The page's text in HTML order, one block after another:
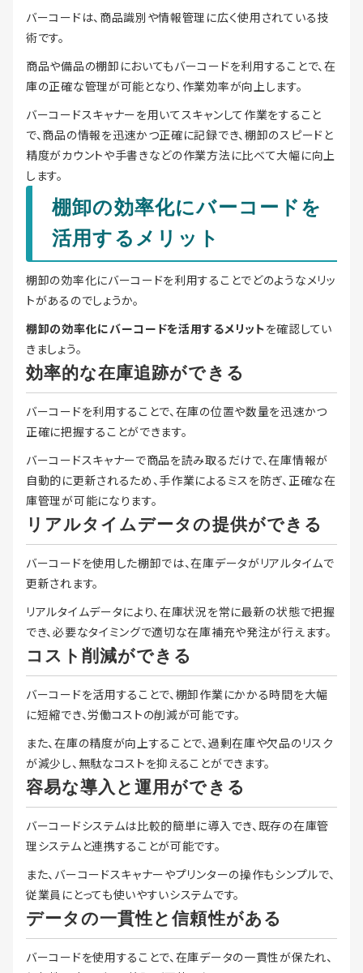
バーコードは、商品識別や情報管理に広く使用されている技
術です。
商品や備品の棚卸においてもバーコードを利用することで、在
庫の正確な管理が可能となり、作業効率が向上します。
バーコードスキャナーを用いてスキャンして作業をすること
で、商品の情報を迅速かつ正確に記録でき、棚卸のスピードと
精度がカウントや手書きなどの作業方法に比べて大幅に向上
します。
棚卸の効率化にバーコードを
活用するメリット
棚卸の効率化にバーコードを利用することでどのようなメリッ
トがあるのでしょうか。
棚卸の効率化にバーコードを活用するメリットを確認してい
きましょう。
効率的な在庫追跡ができる
バーコードを利用することで、在庫の位置や数量を迅速かつ
正確に把握することができます。
バーコードスキャナーで商品を読み取るだけで、在庫情報が
自動的に更新されるため、手作業によるミスを防ぎ、正確な在
庫管理が可能になります。
リアルタイムデータの提供ができる
バーコードを使用した棚卸では、在庫データがリアルタイムで
更新されます。
リアルタイムデータにより、在庫状況を常に最新の状態で把握
でき、必要なタイミングで適切な在庫補充や発注が行えます。
コスト削減ができる
バーコードを活用することで、棚卸作業にかかる時間を大幅
に短縮でき、労働コストの削減が可能です。
また、在庫の精度が向上することで、過剰在庫や欠品のリスク
が減少し、無駄なコストを抑えることができます。
容易な導入と運用ができる
バーコードシステムは比較的簡単に導入でき、既存の在庫管
理システムと連携することが可能です。
また、バーコードスキャナーやプリンターの操作もシンプルで、
従業員にとっても使いやすいシステムです。
データの一貫性と信頼性がある
バーコードを使用することで、在庫データの一貫性が保たれ、